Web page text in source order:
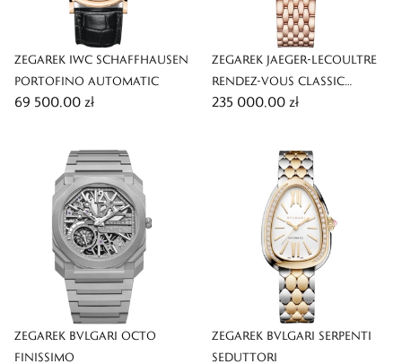
ZEGAREK IWC SCHAFFHAUSEN
PORTOFINO AUTOMATIC
69 500,00 zł
ZEGAREK JAEGER-LECOULTRE
RENDEZ-VOUS CLASSIC
MOON
235 000,00 zł
ZEGAREK BVLGARI OCTO
FINISSIMO
ZEGAREK BVLGARI SERPENTI
SEDUTTORI